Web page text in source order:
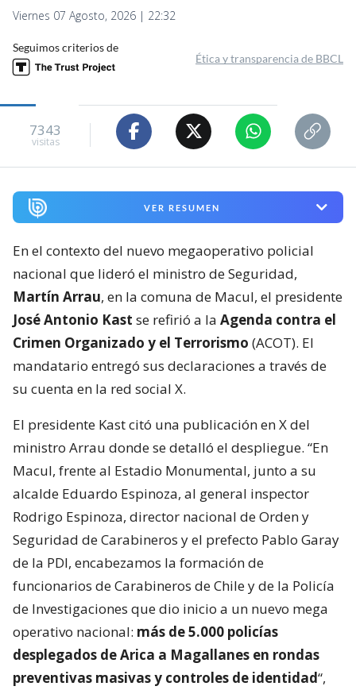
Viernes 07 Agosto, 2026 | 22:32
Seguimos criterios de
Ética y transparencia de BBCL
7343
visitas
VER RESUMEN
En el contexto del nuevo megaoperativo policial
nacional que lideró el ministro de Seguridad,
Martín Arrau, en la comuna de Macul, el presidente
José Antonio Kast se refirió a la Agenda contra el
Crimen Organizado y el Terrorismo (ACOT). El
mandatario entregó sus declaraciones a través de
su cuenta en la red social X.
El presidente Kast citó una publicación en X del
ministro Arrau donde se detalló el despliegue. “En
Macul, frente al Estadio Monumental, junto a su
alcalde Eduardo Espinoza, al general inspector
Rodrigo Espinoza, director nacional de Orden y
Seguridad de Carabineros y el prefecto Pablo Garay
de la PDI, encabezamos la formación de
funcionarios de Carabineros de Chile y de la Policía
de Investigaciones que dio inicio a un nuevo mega
operativo nacional: más de 5.000 policías
desplegados de Arica a Magallanes en rondas
preventivas masivas y controles de identidad“,